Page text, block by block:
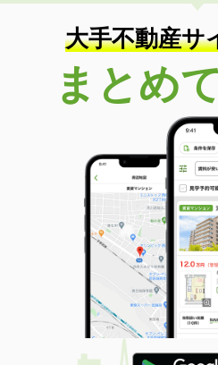
大手不動産サ
まとめ